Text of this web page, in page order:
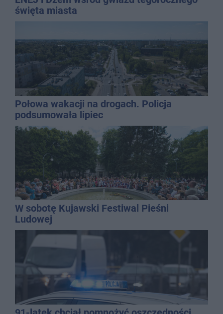
święta miasta
Połowa wakacji na drogach. Policja
podsumowała lipiec
W sobotę Kujawski Festiwal Pieśni
Ludowej